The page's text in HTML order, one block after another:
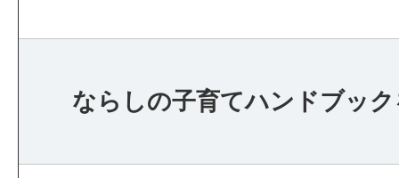
ならしの子育てハンドブッ